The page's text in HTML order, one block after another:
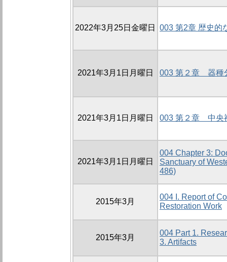
2022年3月25日金曜日 003 第2章 歴史的
2021年3月1日月曜日 003 第２章 器種
2021年3月1日月曜日 003 第２章 中央
2021年3月1日月曜日
004 Chapter 3:
Sanctuary of
486)
2015年3月
004 I. Report of
Restoration Work
2015年3月
004 Part 1.
3. Artifacts